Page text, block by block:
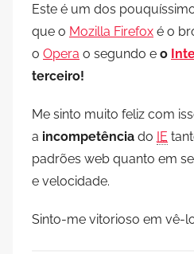
Este é um dos
que o Mozilla Firefox é o
o Opera o segundo e o
terceiro!
Me sinto muito feliz com
a incompetência do IE
padrões web quanto em
e velocidade.
Sinto-me vitorioso em vê-